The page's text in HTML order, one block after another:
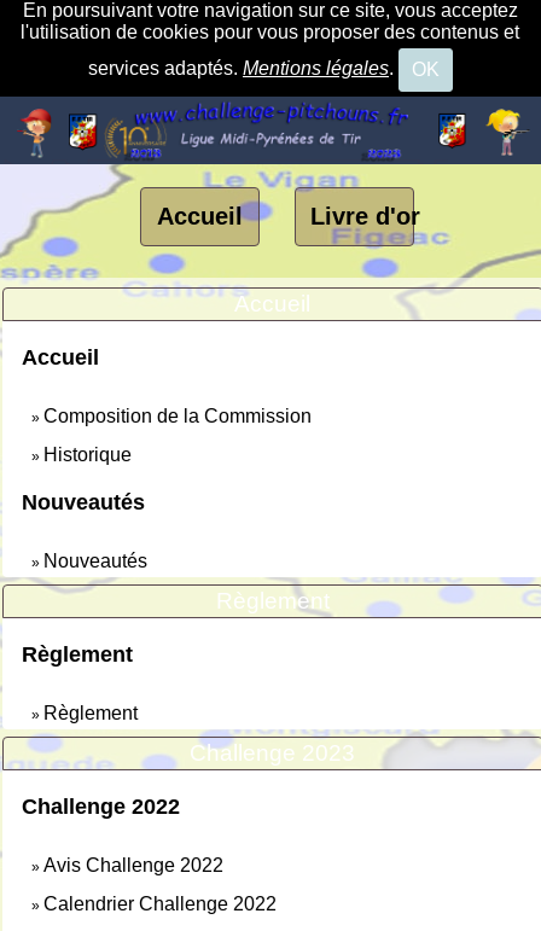
En poursuivant votre navigation sur ce site, vous acceptez
l'utilisation de cookies pour vous proposer des contenus et
services adaptés. Mentions légales. OK
Accueil Livre d'or
Accueil
Accueil
» Composition de la Commission
» Historique
Nouveautés
» Nouveautés
Règlement
Règlement
» Règlement
Challenge 2023
Challenge 2022
» Avis Challenge 2022
» Calendrier Challenge 2022